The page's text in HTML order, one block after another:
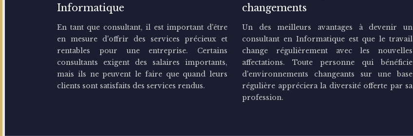
Informatique
En tant que consultant, il est important d'être
en mesure d'offrir des services précieux et
rentables pour une entreprise. Certains
consultants exigent des salaires importants,
mais ils ne peuvent le faire que quand leurs
clients sont satisfaits des services rendus.
changements
Un des meilleurs avantages à devenir un
consultant en Informatique est que le travail
change régulièrement avec les nouvelles
affectations. Toute personne qui bénéficie
d'environnements changeants sur une base
régulière appréciera la diversité offerte par sa
profession.